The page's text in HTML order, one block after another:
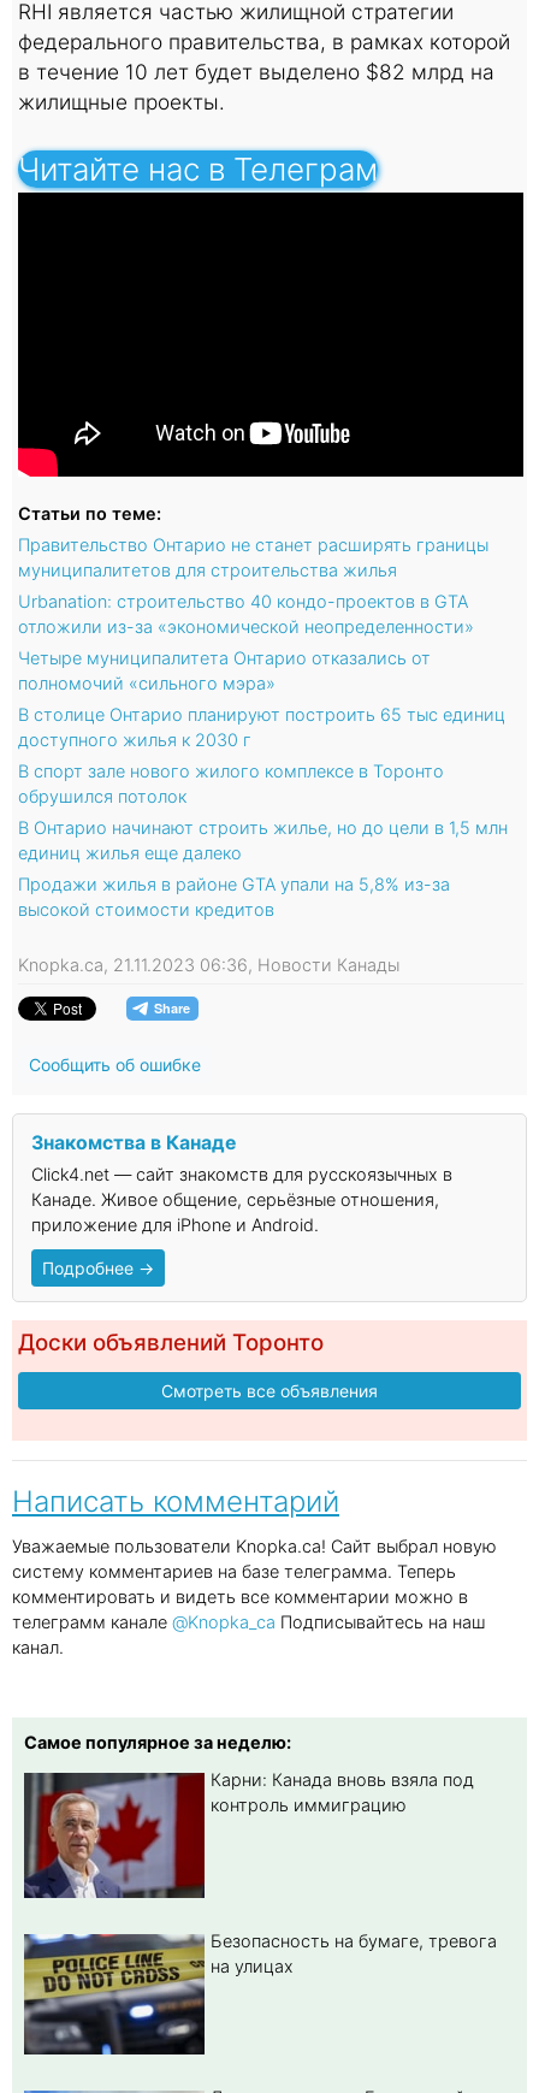
RHI является частью жилищной стратегии
федерального правительства, в рамках которой
в течение 10 лет будет выделено $82 млрд на
жилищные проекты.
Читайте нас в Телеграм
Статьи по теме:
Правительство Онтарио не станет расширять границы
муниципалитетов для строительства жилья
Urbanation: строительство 40 кондо-проектов в GTA
отложили из-за «экономической неопределенности»
Четыре муниципалитета Онтарио отказались от
полномочий «сильного мэра»
В столице Онтарио планируют построить 65 тыс единиц
доступного жилья к 2030 г
В спорт зале нового жилого комплексе в Торонто
обрушился потолок
В Онтарио начинают строить жилье, но до цели в 1,5 млн
единиц жилья еще далеко
Продажи жилья в районе GTA упали на 5,8% из-за
высокой стоимости кредитов
Knopka.ca, 21.11.2023 06:36, Новости Канады
Сообщить об ошибке
Знакомства в Канаде
Click4.net — сайт знакомств для русскоязычных в
Канаде. Живое общение, серьёзные отношения,
приложение для iPhone и Android.
Подробнее →
Доски объявлений Торонто
Смотреть все объявления
Написать комментарий
Уважаемые пользователи Knopka.ca! Сайт выбрал новую
систему комментариев на базе телеграмма. Теперь
комментировать и видеть все комментарии можно в
телеграмм канале @Knopka_ca Подписывайтесь на наш
канал.
Самое популярное за неделю:
Карни: Канада вновь взяла под
контроль иммиграцию
Безопасность на бумаге, тревога
на улицах